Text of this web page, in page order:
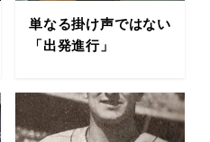
単なる掛け声ではない
「出発進行」